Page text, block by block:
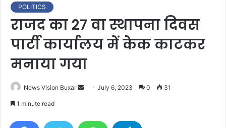
POLITICS
राजद का 27 वा स्थापना दिवस
पार्टी कार्यालय में केक काटकर
मनाया गया
News Vision Buxar
d
July 6, 2023 0 31
1 minute read